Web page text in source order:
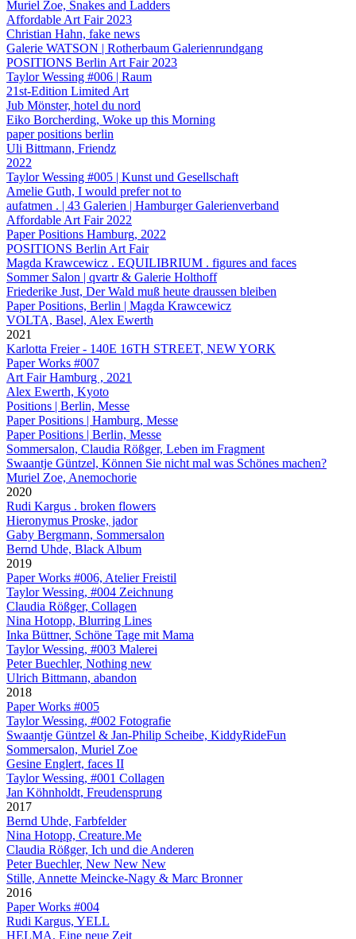
Muriel Zoe, Snakes and Ladders
Affordable Art Fair 2023
Christian Hahn, fake news
Galerie WATSON | Rotherbaum Galerienrundgang
POSITIONS Berlin Art Fair 2023
Taylor Wessing #006 | Raum
21st-Edition Limited Art
Jub Mönster, hotel du nord
Eiko Borcherding, Woke up this Morning
paper positions berlin
Uli Bittmann, Friendz
2022
Taylor Wessing #005 | Kunst und Gesellschaft
Amelie Guth, I would prefer not to
aufatmen . | 43 Galerien | Hamburger Galerienverband
Affordable Art Fair 2022
Paper Positions Hamburg, 2022
POSITIONS Berlin Art Fair
Magda Krawcewicz . EQUILIBRIUM . figures and faces
Sommer Salon | qvartr & Galerie Holthoff
Friederike Just, Der Wald muß heute draussen bleiben
Paper Positions, Berlin | Magda Krawcewicz
VOLTA, Basel, Alex Ewerth
2021
Karlotta Freier - 140E 16TH STREET, NEW YORK
Paper Works #007
Art Fair Hamburg , 2021
Alex Ewerth, Kyoto
Positions | Berlin, Messe
Paper Positions | Hamburg, Messe
Paper Positions | Berlin, Messe
Sommersalon, Claudia Rößger, Leben im Fragment
Swaantje Güntzel, Können Sie nicht mal was Schönes machen?
Muriel Zoe, Anemochorie
2020
Rudi Kargus . broken flowers
Hieronymus Proske, jador
Gaby Bergmann, Sommersalon
Bernd Uhde, Black Album
2019
Paper Works #006, Atelier Freistil
Taylor Wessing, #004 Zeichnung
Claudia Rößger, Collagen
Nina Hotopp, Blurring Lines
Inka Büttner, Schöne Tage mit Mama
Taylor Wessing, #003 Malerei
Peter Buechler, Nothing new
Ulrich Bittmann, abandon
2018
Paper Works #005
Taylor Wessing, #002 Fotografie
Swaantje Güntzel & Jan-Philip Scheibe, KiddyRideFun
Sommersalon, Muriel Zoe
Gesine Englert, faces II
Taylor Wessing, #001 Collagen
Jan Köhnholdt, Freudensprung
2017
Bernd Uhde, Farbfelder
Nina Hotopp, Creature.Me
Claudia Rößger, Ich und die Anderen
Peter Buechler, New New New
Stille, Annette Meincke-Nagy & Marc Bronner
2016
Paper Works #004
Rudi Kargus, YELL
HELMA, Eine neue Zeit